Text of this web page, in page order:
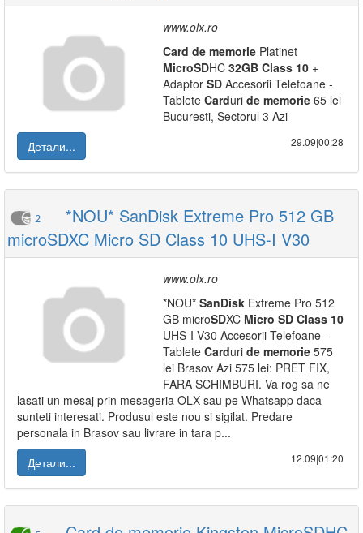
www.olx.ro
Card de memorie Platinet
MicroSDHC 32GB Class 10 +
Adaptor SD Accesorii Telefoane -
Tablete Carduri de memorie 65 lei
Bucuresti, Sectorul 3 Azi
Детали...
29.09|00:28
2
*NOU* SanDisk Extreme Pro 512 GB
microSDXC Micro SD Class 10 UHS-I V30
www.olx.ro
*NOU* SanDisk Extreme Pro 512
GB microSDXC Micro SD Class 10
UHS-I V30 Accesorii Telefoane -
Tablete Carduri de memorie 575
lei Brasov Azi 575 lei: PRET FIX,
FARA SCHIMBURI. Va rog sa ne
lasati un mesaj prin mesageria OLX sau pe Whatsapp daca
sunteti interesati. Produsul este nou si sigilat. Predare
personala in Brasov sau livrare in tara p...
Детали...
12.09|01:20